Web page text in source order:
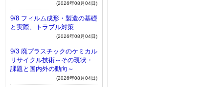
(2026年08月04日)
9/8 フィルム成形・製造の基礎
と実際、トラブル対策
(2026年08月04日)
9/3 廃プラスチックのケミカル
リサイクル技術～その現状・
課題と国内外の動向～
(2026年08月04日)